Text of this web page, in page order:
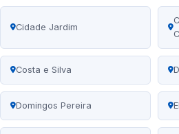
Cidade Jardim
Costa e Silva
Domingos Pereira